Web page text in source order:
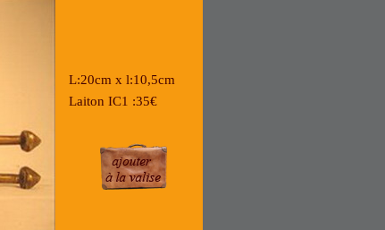
L:20cm x l:10,5cm
Laiton IC1 :35€